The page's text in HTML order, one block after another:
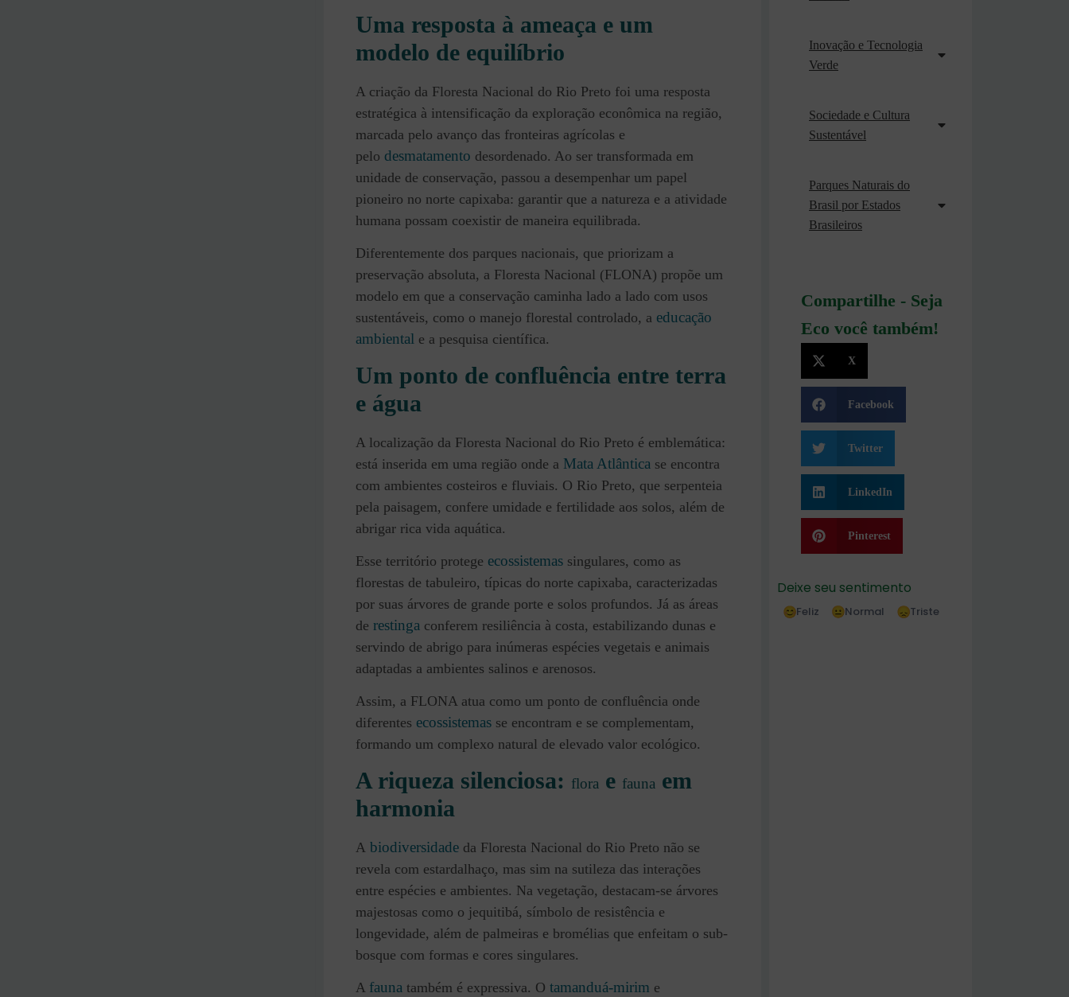
Uma resposta à ameaça e um
modelo de equilíbrio
A criação da Floresta Nacional do Rio Preto foi uma resposta
estratégica à intensificação da exploração econômica na região,
marcada pelo avanço das fronteiras agrícolas e
pelo desmatamento desordenado. Ao ser transformada em
unidade de conservação, passou a desempenhar um papel
pioneiro no norte capixaba: garantir que a natureza e a atividade
humana possam coexistir de maneira equilibrada.
Diferentemente dos parques nacionais, que priorizam a
preservação absoluta, a Floresta Nacional (FLONA) propõe um
modelo em que a conservação caminha lado a lado com usos
sustentáveis, como o manejo florestal controlado, a educação
ambiental e a pesquisa científica.
Um ponto de confluência entre terra
e água
A localização da Floresta Nacional do Rio Preto é emblemática:
está inserida em uma região onde a Mata Atlântica se encontra
com ambientes costeiros e fluviais. O Rio Preto, que serpenteia
pela paisagem, confere umidade e fertilidade aos solos, além de
abrigar rica vida aquática.
Esse território protege ecossistemas singulares, como as
florestas de tabuleiro, típicas do norte capixaba, caracterizadas
por suas árvores de grande porte e solos profundos. Já as áreas
de restinga conferem resiliência à costa, estabilizando dunas e
servindo de abrigo para inúmeras espécies vegetais e animais
adaptadas a ambientes salinos e arenosos.
Assim, a FLONA atua como um ponto de confluência onde
diferentes ecossistemas se encontram e se complementam,
formando um complexo natural de elevado valor ecológico.
A riqueza silenciosa: flora e fauna em
harmonia
A biodiversidade da Floresta Nacional do Rio Preto não se
revela com estardalhaço, mas sim na sutileza das interações
entre espécies e ambientes. Na vegetação, destacam-se árvores
majestosas como o jequitibá, símbolo de resistência e
longevidade, além de palmeiras e bromélias que enfeitam o sub-
bosque com formas e cores singulares.
A fauna também é expressiva. O tamanduá-mirim e
Inovação e Tecnologia
Verde
Sociedade e Cultura
Sustentável
Parques Naturais do
Brasil por Estados
Brasileiros
Compartilhe - Seja
Eco você também!
X
Facebook
Twitter
LinkedIn
Pinterest
Deixe seu sentimento
Feliz Normal Triste